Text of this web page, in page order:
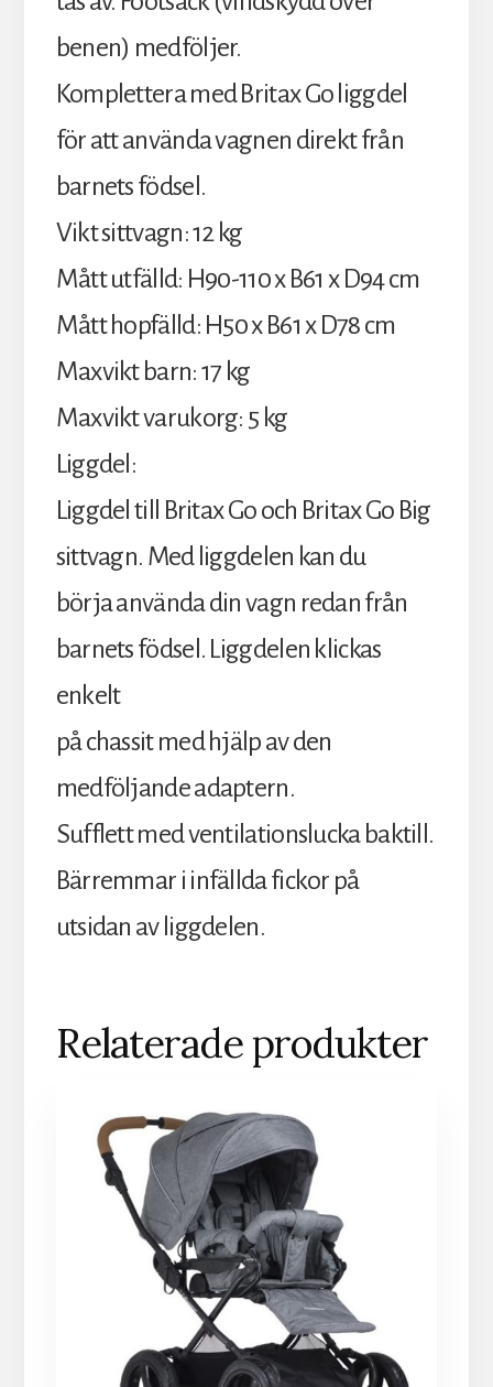
benen) medföljer.
Komplettera med Britax Go liggdel
för att använda vagnen direkt från
barnets födsel.
Vikt sittvagn: 12 kg
Mått utfälld: H90-110 x B61 x D94 cm
Mått hopfälld: H50 x B61 x D78 cm
Maxvikt barn: 17 kg
Maxvikt varukorg: 5 kg
Liggdel:
Liggdel till Britax Go och Britax Go Big
sittvagn. Med liggdelen kan du
börja använda din vagn redan från
barnets födsel. Liggdelen klickas
enkelt
på chassit med hjälp av den
medföljande adaptern.
Sufflett med ventilationslucka baktill.
Bärremmar i infällda fickor på
utsidan av liggdelen.
Relaterade produkter